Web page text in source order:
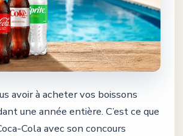
avoir à acheter vos boissons
une année entière. C’est ce que
Cola avec son concours